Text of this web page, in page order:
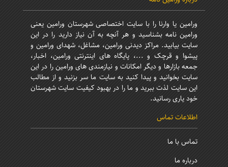
ورامین یا وارنا را با سایت اختصاصی شهرستان ورامین یعنی
ورامین نامه بشناسید و هر آنچه به آن نیاز دارید را در این
سایت بیابید. مراکز دیدنی ورامین، مشاغل، شهدای ورامین و
پیشوا و قرچک و ...، پایگاه های اینترنتی ورامین، اخبار،
جمعه بازارها و دیگر امکانات و نیازمندی های ورامین را در این
سایت بخوانید و پیدا کنید به سایت ما سر بزنید و از مطالب
این سایت لذت ببرید و ما را در بهبود کیفیت سایت شهرستان
خود یاری رسانید.
اطلاعات تماس
تماس با ما
درباره ما